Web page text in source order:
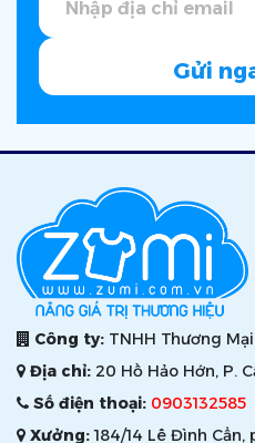
Gửi
Công ty: TNHH Thương
Địa chỉ: 20 Hồ Hảo Hớn, P.
Số điện thoại: 0903132585
Xưởng:184/14 Lê Đình Cẩn,